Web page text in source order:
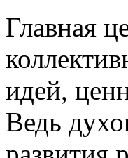
Главная
идей,
Ведь